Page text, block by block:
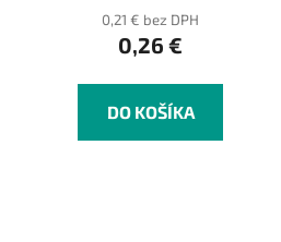
0,21 € bez DPH
0,26 €
DO KOŠÍKA